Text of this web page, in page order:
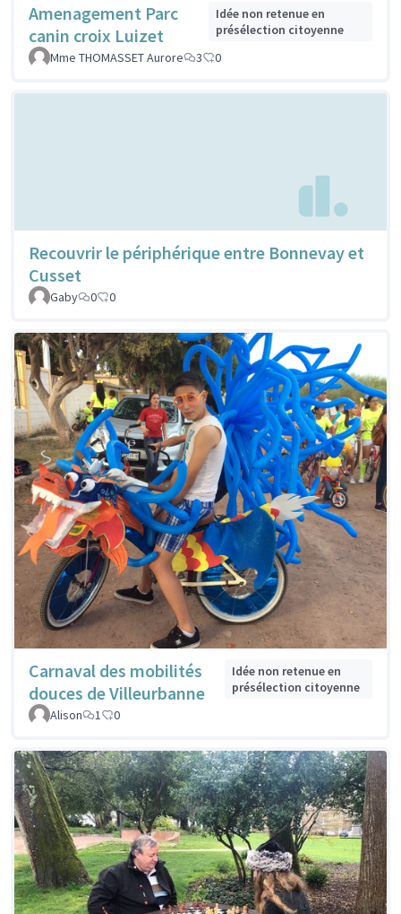
Amenagement Parc
canin croix Luizet
Idée non retenue en
présélection citoyenne
Mme THOMASSET Aurore
3 0
Recouvrir le périphérique entre Bonnevay et
Cusset
Gaby 0 0
Carnaval des mobilités
douces de Villeurbanne
Idée non retenue en
présélection citoyenne
Alison
1 0